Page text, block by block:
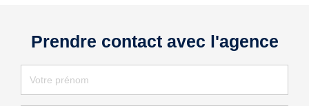
Prendre contact avec l'agence